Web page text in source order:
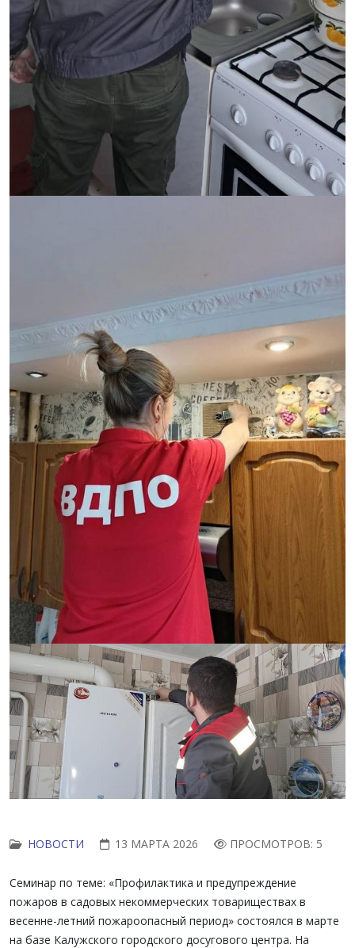
НОВОСТИ 13 МАРТА 2026 ПРОСМОТРОВ: 5
Семинар по теме: «Профилактика и предупреждение
пожаров в садовых некоммерческих товариществах в
весенне-летний пожароопасный период» состоялся в марте
на базе Калужского городского досугового центра. На